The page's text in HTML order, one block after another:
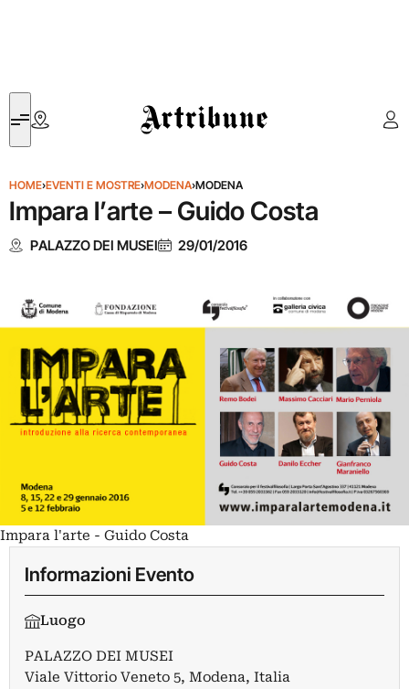
Artribune
HOME›EVENTI E MOSTRE›MODENA›MODENA
Impara l’arte – Guido Costa
PALAZZO DEI MUSEI 29/01/2016
Impara l'arte - Guido Costa
Informazioni Evento
Luogo
PALAZZO DEI MUSEI
Viale Vittorio Veneto 5, Modena, Italia